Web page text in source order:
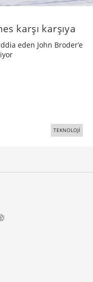
karşı karşıya
eden John Broder’e
TEKNOLOJİ